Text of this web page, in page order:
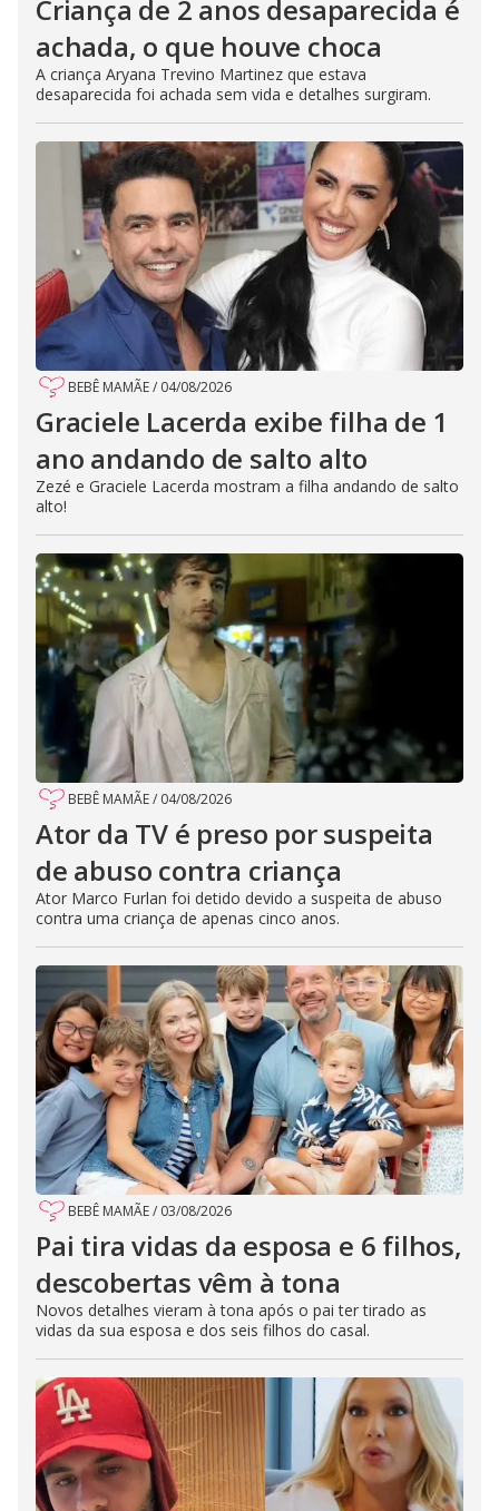
Criança de 2 anos desaparecida é
achada, o que houve choca
A criança Aryana Trevino Martinez que estava
desaparecida foi achada sem vida e detalhes surgiram.
BEBÊ MAMÃE/ 04/08/2026
Graciele Lacerda exibe filha de 1
ano andando de salto alto
Zezé e Graciele Lacerda mostram a filha andando de salto
alto!
BEBÊ MAMÃE/ 04/08/2026
Ator da TV é preso por suspeita
de abuso contra criança
Ator Marco Furlan foi detido devido a suspeita de abuso
contra uma criança de apenas cinco anos.
BEBÊ MAMÃE/ 03/08/2026
Pai tira vidas da esposa e 6 filhos,
descobertas vêm à tona
Novos detalhes vieram à tona após o pai ter tirado as
vidas da sua esposa e dos seis filhos do casal.